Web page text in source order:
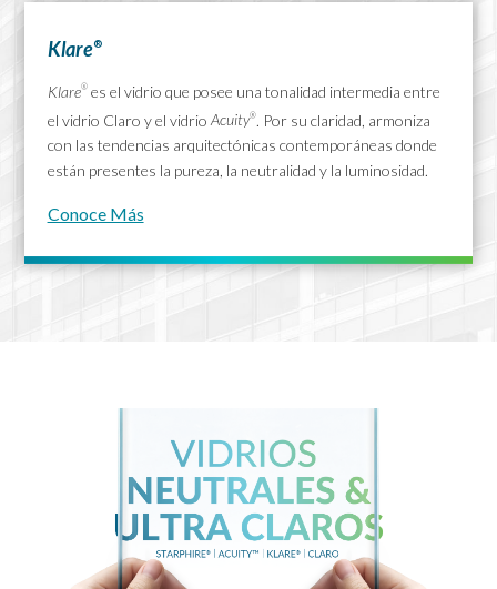
Klare®
Klare®es el vidrio que posee una tonalidad intermedia entre
el vidrio Claro y el vidrio Acuity®. Por su claridad, armoniza
con las tendencias arquitectónicas contemporáneas donde
están presentes la pureza, la neutralidad y la luminosidad.
Conoce Más